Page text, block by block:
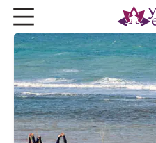
Zum Hauptinhalt springen